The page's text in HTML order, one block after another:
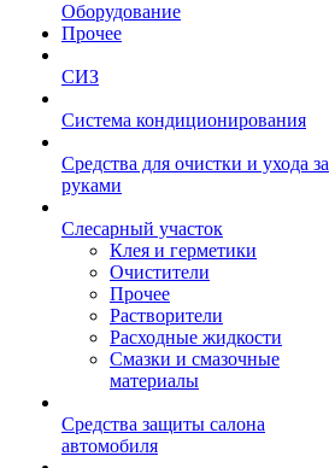
Оборудование
Прочее
СИЗ
Система кондиционирования
Средства для очистки и ухода за
руками
Слесарный участок
Клея и герметики
Очистители
Прочее
Растворители
Расходные жидкости
Смазки и смазочные
материалы
Средства защиты салона
автомобиля